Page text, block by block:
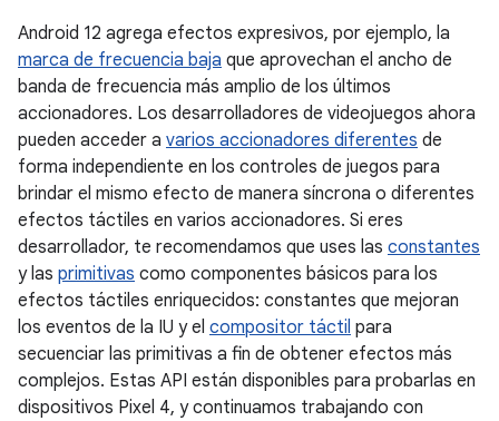
Android 12 agrega efectos expresivos, por ejemplo, la
marca de frecuencia baja que aprovechan el ancho de
banda de frecuencia más amplio de los últimos
accionadores. Los desarrolladores de videojuegos ahora
pueden acceder a varios accionadores diferentes de
forma independiente en los controles de juegos para
brindar el mismo efecto de manera síncrona o diferentes
efectos táctiles en varios accionadores. Si eres
desarrollador, te recomendamos que uses las constantes
y las primitivas como componentes básicos para los
efectos táctiles enriquecidos: constantes que mejoran
los eventos de la IU y el compositor táctil para
secuenciar las primitivas a fin de obtener efectos más
complejos. Estas API están disponibles para probarlas en
dispositivos Pixel 4, y continuamos trabajando con